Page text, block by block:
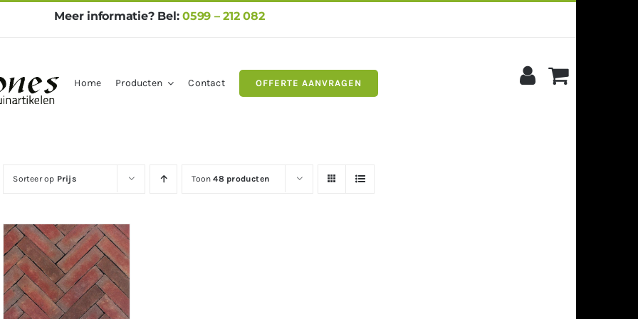
Meer informatie? Bel:0599 – 212 082
Home Producten Contact OFFERTE AANVRAGEN
Sorteer op Prijs Toon48 producten